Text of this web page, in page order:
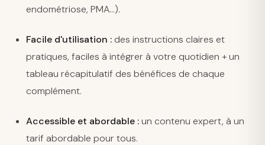
endométriose, PMA...).
Facile d'utilisation : des instructions claires et
pratiques, faciles à intégrer à votre quotidien + un
tableau récapitulatif des bénéfices de chaque
complément.
Accessible et abordable :un contenu expert, à un
tarif abordable pour tous.